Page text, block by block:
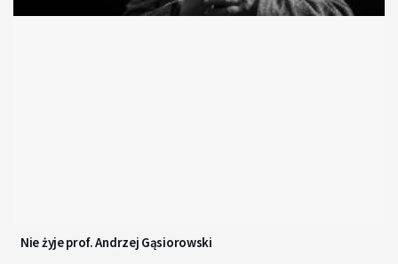
Nie żyje prof. Andrzej Gąsiorowski